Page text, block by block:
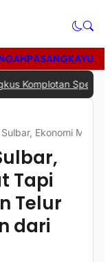
PASANGKAYU
Spesialis
Ekonomi
Tapi
Telur
dari